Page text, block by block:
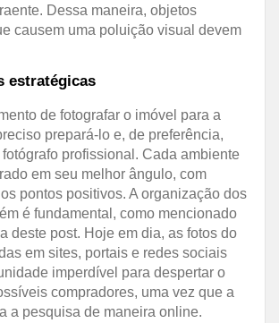
Dessa maneira, objetos
causem uma poluição visual devem
estratégicas
de fotografar o imóvel para a
prepará-lo e, de preferência,
profissional. Cada ambiente
em seu melhor ângulo, com
pontos positivos. A organização dos
é fundamental, como mencionado
deste post. Hoje em dia, as fotos do
em sites, portais e redes sociais
imperdível para despertar o
compradores, uma vez que a
a pesquisa de maneira online.